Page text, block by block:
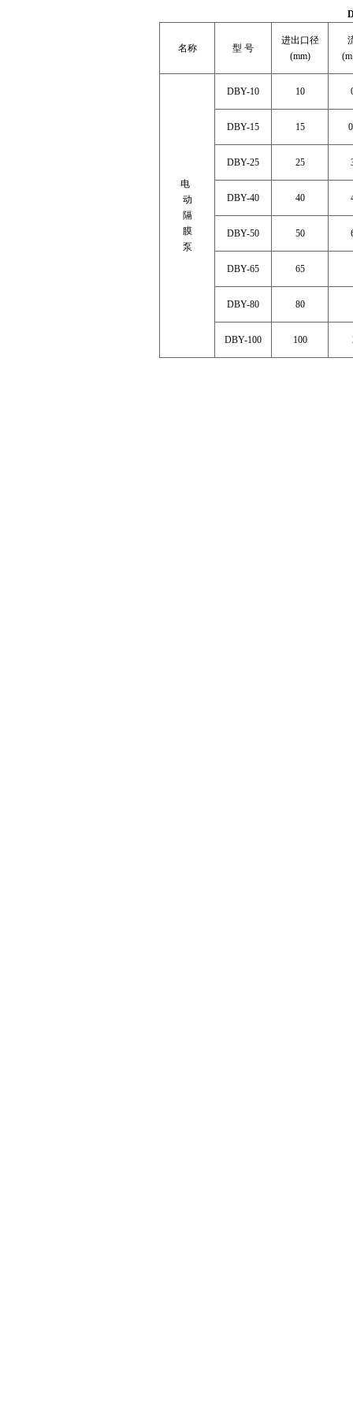
名称 型 号
进出口径
(mm)
电
动
隔
膜
泵
DBY-10 10
DBY-15 15
DBY-25 25
DBY-40 40
DBY-50 50
DBY-65 65
DBY-80 80
DBY-100 100